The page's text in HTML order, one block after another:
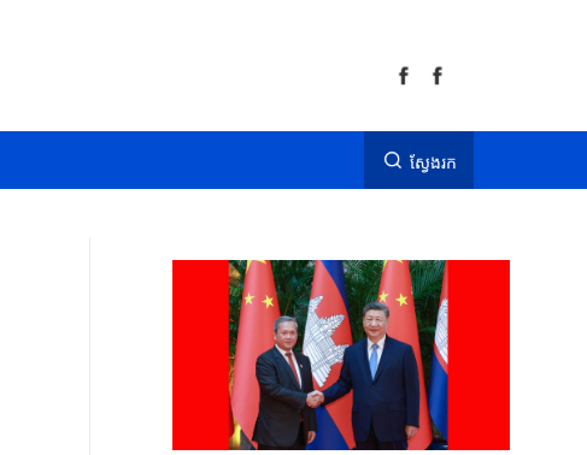
ស្វែងរក